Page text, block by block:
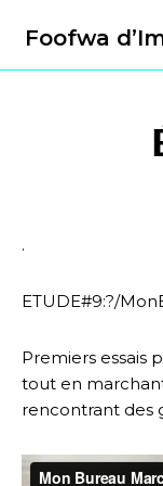
Foofwa
.
ETUDE#9:?/
Premiers essais
tout en
rencontrant des